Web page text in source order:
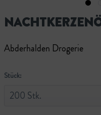
Abderhalden Drogerie
Stück: